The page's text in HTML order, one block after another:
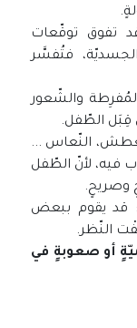
تفوق توقّعات
فتُفسَّر
المُفرِطة والشّعور
قِبَل الطّفل.
النّعاس ...
فيه، لأنّ الطّفل
وصريحٍ.
قد يقوم ببعض
النّظر.
أو صعوبةٍ في